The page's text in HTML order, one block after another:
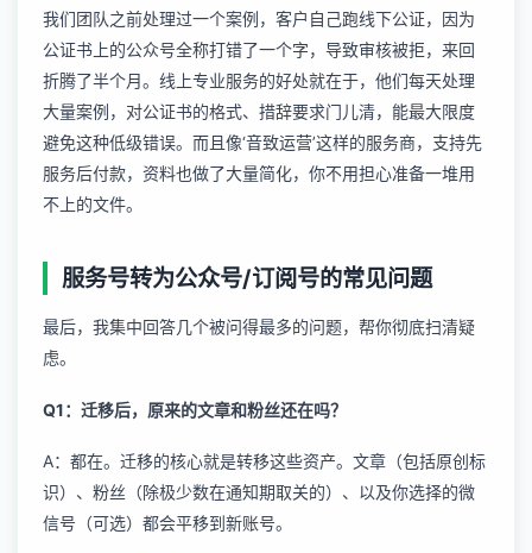
我们团队之前处理过一个案例，客户自己跑线下公证，因为
公证书上的公众号全称打错了一个字，导致审核被拒，来回
折腾了半个月。线上专业服务的好处就在于，他们每天处理
大量案例，对公证书的格式、措辞要求门儿清，能最大限度
避免这种低级错误。而且像‘音致运营’这样的服务商，支持先
服务后付款，资料也做了大量简化，你不用担心准备一堆用
不上的文件。
服务号转为公众号/订阅号的常见问题
最后，我集中回答几个被问得最多的问题，帮你彻底扫清疑
虑。
Q1：迁移后，原来的文章和粉丝还在吗？
A：都在。迁移的核心就是转移这些资产。文章（包括原创标
识）、粉丝（除极少数在通知期取关的）、以及你选择的微
信号（可选）都会平移到新账号。